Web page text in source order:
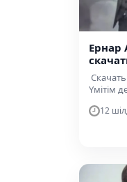
Ернар
Үмітім
12